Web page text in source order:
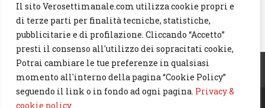
Il sito Verosettimanale.com utilizza cookie propri e
di terze parti per finalità tecniche, statistiche,
pubblicitarie e di profilazione. Cliccando “Accetto”
presti il consenso all'utilizzo dei sopracitati cookie,
Potrai cambiare le tue preferenze in qualsiasi
momento all'interno della pagina “Cookie Policy”
seguendo il link o in fondo ad ogni pagina. Privacy &
cookie policy
Artisti (241)
News(238)
Cerca